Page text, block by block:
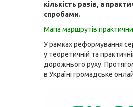
кількість разів, а
спробами.
Мапа маршрутів
У рамках реформування
у теоретичній та
дорожнього руху.
в Україні громадське